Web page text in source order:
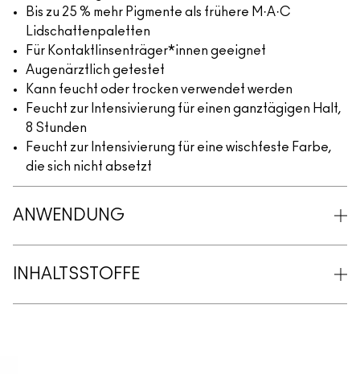
Bis zu 25 % mehr Pigmente als frühere M·A·C
Lidschattenpaletten
Für Kontaktlinsenträger*innen geeignet
Augenärztlich getestet
Kann feucht oder trocken verwendet werden
Feucht zur Intensivierung für einen ganztägigen Halt,
8 Stunden
Feucht zur Intensivierung für eine wischfeste Farbe,
die sich nicht absetzt
ANWENDUNG
INHALTSSTOFFE